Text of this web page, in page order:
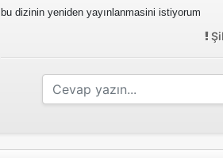
bu dizinin yeniden yayınlanmasini istiyorum